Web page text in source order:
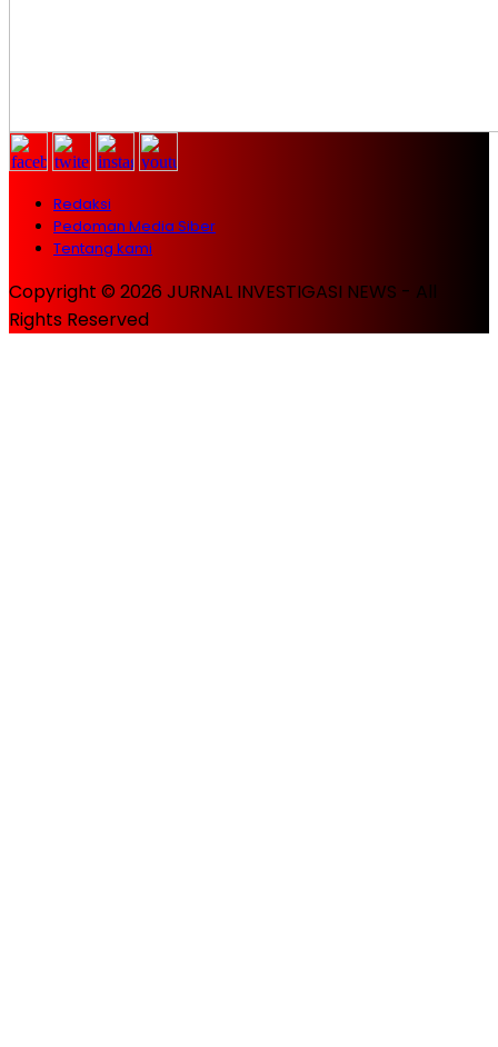
Redaksi
Pedoman Media Siber
Tentang kami
Copyright © 2026 JURNAL INVESTIGASI NEWS - All
Rights Reserved